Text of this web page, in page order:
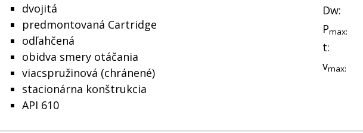
dvojitá
predmontovaná Cartridge
odľahčená
obidva smery otáčania
viacspružinová (chránené)
stacionárna konštrukcia
API 610
Dw:
Pmax:
t:
vmax: